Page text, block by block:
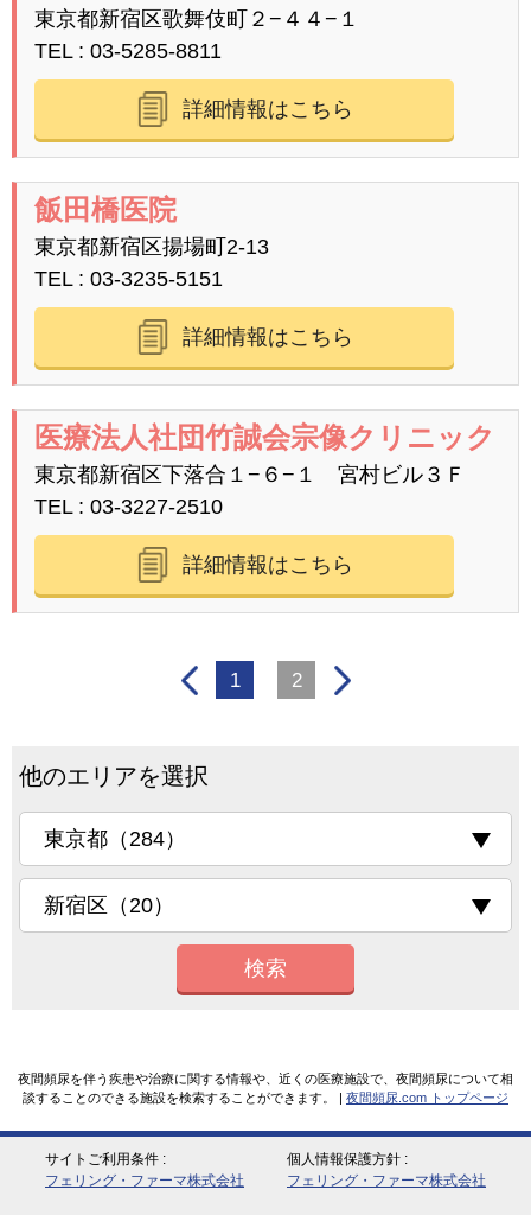
東京都新宿区歌舞伎町２−４４−１
TEL
03-5285-8811
詳細情報はこちら
飯田橋医院
東京都新宿区揚場町2-13
TEL
03-3235-5151
詳細情報はこちら
医療法人社団竹誠会宗像クリニック
東京都新宿区下落合１−６−１ 宮村ビル３Ｆ
TEL
03-3227-2510
詳細情報はこちら
1 2
他のエリアを選択
検索
夜間頻尿を伴う疾患や治療に関する情報や、近くの医療施設で、夜間頻尿について相
談することのできる施設を検索することができます。 | 夜間頻尿.com トップページ
サイトご利用条件
フェリング・ファーマ株式会社
個人情報保護方針
フェリング・ファーマ株式会社